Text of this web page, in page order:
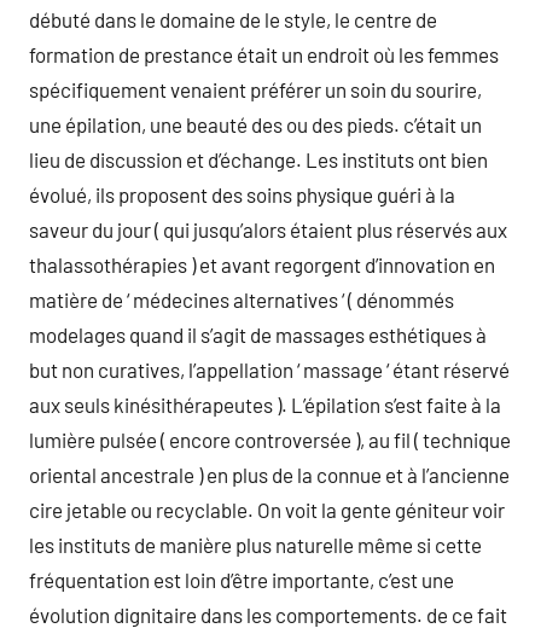
débuté dans le domaine de le style, le centre de
formation de prestance était un endroit où les femmes
spécifiquement venaient préférer un soin du sourire,
une épilation, une beauté des ou des pieds. c’était un
lieu de discussion et d’échange. Les instituts ont bien
évolué, ils proposent des soins physique guéri à la
saveur du jour ( qui jusqu’alors étaient plus réservés aux
thalassothérapies ) et avant regorgent d’innovation en
matière de ‘ médecines alternatives ‘ ( dénommés
modelages quand il s’agit de massages esthétiques à
but non curatives, l’appellation ‘ massage ‘ étant réservé
aux seuls kinésithérapeutes ). L’épilation s’est faite à la
lumière pulsée ( encore controversée ), au fil ( technique
oriental ancestrale ) en plus de la connue et à l’ancienne
cire jetable ou recyclable. On voit la gente géniteur voir
les instituts de manière plus naturelle même si cette
fréquentation est loin d’être importante, c’est une
évolution dignitaire dans les comportements. de ce fait